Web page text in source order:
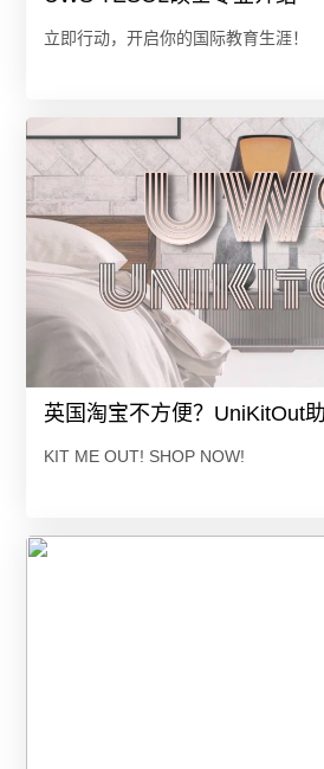
立即行动，开启你的国际教育生涯！
英国淘宝不方便？UniKitOut
KIT ME OUT! SHOP NOW!